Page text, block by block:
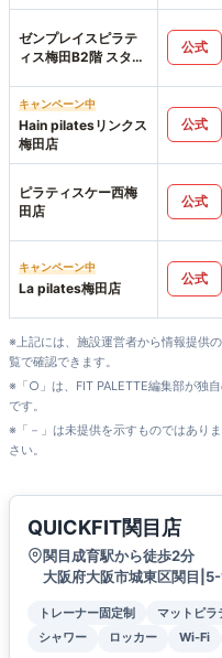
ゼンプレイスピラテ
ィス梅田B2階 スタジ
公式
キャンペーン中
Hain pilatesリンクス
梅田店
公式
ピラティスケー西梅
田店
公式
キャンペーン中
La pilates梅田店
公式
※上記には、施設運営者から情報提供
覧で確認できます。
※「○」は、FIT PALETTE編集部が独
です。
※「－」は未提供を示すものではあり
さい。
QUICKFIT関目店
関目成育駅から徒歩2分
大阪府大阪市城東区関目
トレーナー固定制 マットピラ
シャワー
ロッカー Wi-Fi